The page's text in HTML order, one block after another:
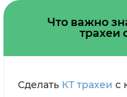
Что важно
трахеи
Сделать КТ трахеи с